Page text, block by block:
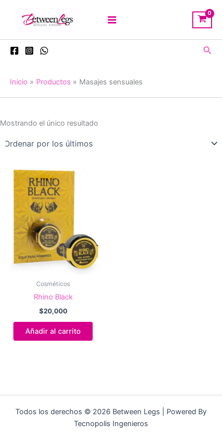
Inicio Productos Masajes sensuales
Mostrando el único resultado
Cosméticos
Rhino Black
$20,000
Añadir al carrito
Todos los derechos © 2026 Between Legs | Powered By
Tecnopolis Ingenieros